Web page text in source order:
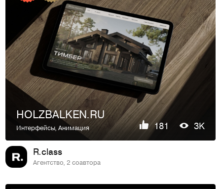
HOLZBALKEN.RU
Интерфейсы,Анимация 181 3K
R.class
Агентство, 2 соавтора